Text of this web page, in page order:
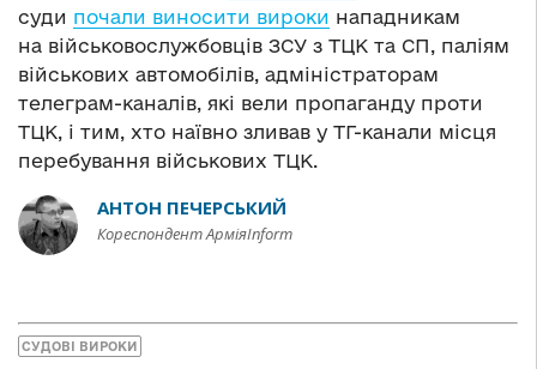
суди почали виносити вироки нападникам
на військовослужбовців ЗСУ з ТЦК та СП, паліям
військових автомобілів, адміністраторам
телеграм-каналів, які вели пропаганду проти
ТЦК, і тим, хто наївно зливав у ТГ-канали місця
перебування військових ТЦК.
АНТОН ПЕЧЕРСЬКИЙ
Кореспондент АрміяInform
СУДОВІ ВИРОКИ